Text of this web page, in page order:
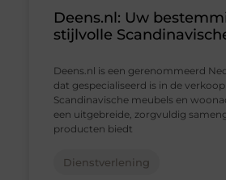
Deens.nl: Uw
stijlvolle
Deens.nl is een gerenommeerd
dat gespecialiseerd is in de
Scandinavische meubels en
een uitgebreide, zorgvuldig
producten biedt
Dienstverlening